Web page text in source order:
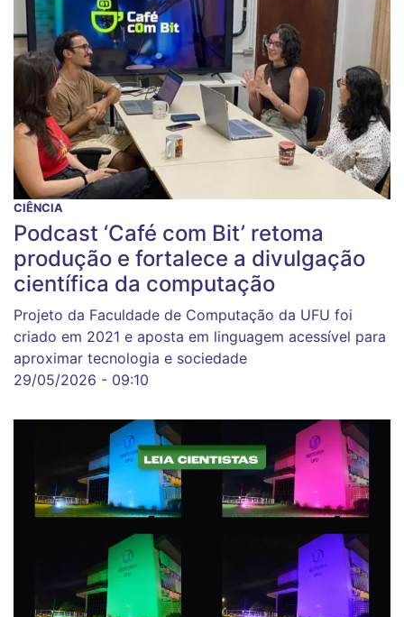
CIÊNCIA
Podcast ‘Café com Bit’ retoma
produção e fortalece a divulgação
científica da computação
Projeto da Faculdade de Computação da UFU foi
criado em 2021 e aposta em linguagem acessível para
aproximar tecnologia e sociedade
29/05/2026 - 09:10